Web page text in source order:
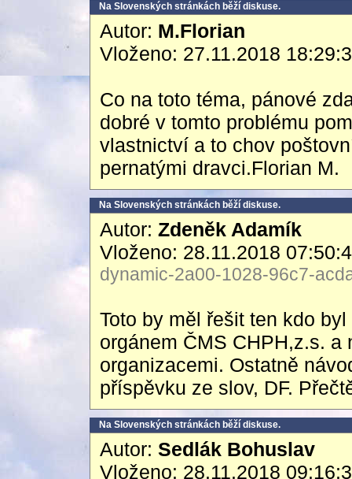
Na Slovenských stránkách běží diskuse.
Autor: M.Florian
Vloženo: 27.11.2018
Co na toto téma, pánové
dobré v tomto problému
vlastnictví a to chov
pernatými dravci.Florian M.
Na Slovenských stránkách běží diskuse.
Autor: Zdeněk Adamík
Vloženo: 28.11.2018
dynamic-2a00-1028-96c7-
Toto by měl řešit ten kdo
orgánem ČMS CHPH,z.s.
organizacemi. Ostatně
příspěvku ze slov, DF.
Na Slovenských stránkách běží diskuse.
Autor: Sedlák Bohuslav
Vloženo: 28.11.2018